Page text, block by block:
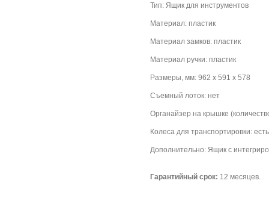
Тип: Ящик для инструментов
Материал: пластик
Материал замков: пластик
Материал ручки: пластик
Размеры, мм: 962 x 591 x 578
Съемный лоток: нет
Органайзер на крышке
Колеса для транспортировки: есть
Дополнительно: Ящик с
Гарантийный срок: 12 месяцев.